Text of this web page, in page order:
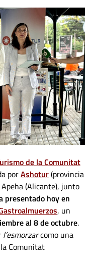
de la Comunitat
porAshotur(provincia
(Alicante), junto
presentado hoy en
, un
al 8 de octubre.
l’esmorzarcomo una
Comunitat